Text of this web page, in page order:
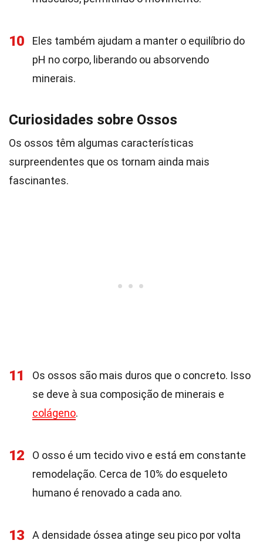
10
Eles também ajudam a manter o equilíbrio do
pH no corpo, liberando ou absorvendo
minerais.
Curiosidades sobre Ossos
Os ossos têm algumas características
surpreendentes que os tornam ainda mais
fascinantes.
11
Os ossos são mais duros que o concreto. Isso
se deve à sua composição de minerais e
colágeno.
12
O osso é um tecido vivo e está em constante
remodelação. Cerca de 10% do esqueleto
humano é renovado a cada ano.
13
A densidade óssea atinge seu pico por volta